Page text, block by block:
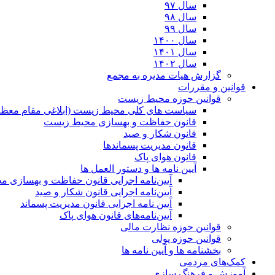
سال ۹۷
سال ۹۸
سال ۹۹
سال ۱۴۰۰
سال ۱۴۰۱
سال ۱۴۰۲
گزارش هیات مدیره به مجمع
قوانین و مقررات
قوانین حوزه محیط زیست
ﺳﯿﺎﺳﺖ ﻫﺎی ﮐﻠﯽ ﻣﺤﯿﻂ زﯾﺴﺖ (ابلاغی مقام
قانون حفاظت و بهسازی محیط زیست
قانون شکار و صید
قانون مدیریت پسماندها
قانون هوای پاک
آیین نامه ها و دستور العمل ها
آیین‌نامه اجرایی قانون حفاظت و
آیین‌نامه اجرایی قانون شکار و صید
آیین نامه اجرایی قانون مدیریت پسماند
آیین‌نامه‌های قانون هوای پاک
قوانین حوزه نظارت مالی
قوانین حوزه پولی
بخشنامه ها و آیین نامه ها
کمک‌های مردمی